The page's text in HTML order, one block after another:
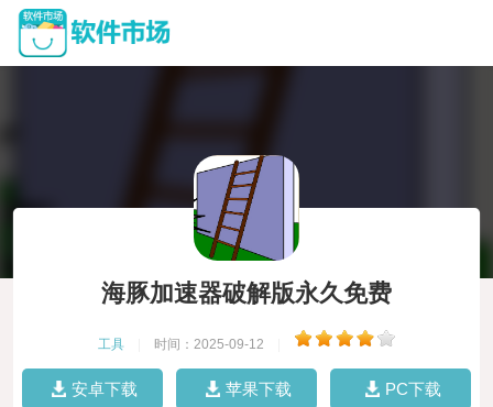
海豚加速器破解版永久免费
工具 时间：2025-09-12
安卓下载 苹果下载 PC下载